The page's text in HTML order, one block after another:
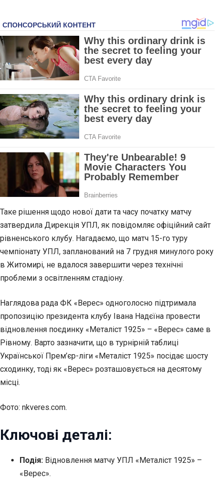
Таке рішення щодо нової дати та часу початку матчу
затвердила Дирекція УПЛ, як повідомляє офіційний сайт
рівненського клубу. Нагадаємо, що матч 15-го туру
чемпіонату УПЛ, запланований на 7 грудня минулого року
в Житомирі, не вдалося завершити через технічні
проблеми з освітленням стадіону.
Наглядова рада ФК «Верес» одноголосно підтримала
пропозицію президента клубу Івана Надєїна провести
відновлення поєдинку «Металіст 1925» – «Верес» саме в
Рівному. Варто зазначити, що в турнірній таблиці
Української Прем’єр-ліги «Металіст 1925» посідає шосту
сходинку, тоді як «Верес» розташовується на десятому
місці.
Фото: nkveres.com.
Ключові деталі:
Подія: Відновлення матчу УПЛ «Металіст 1925» –
«Верес».